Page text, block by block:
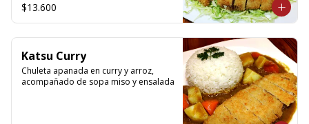
$13.600
Katsu Curry
Chuleta apanada en curry y arroz,
acompañado de sopa miso y ensalada